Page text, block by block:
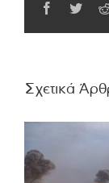
Facebook
Σχετικά